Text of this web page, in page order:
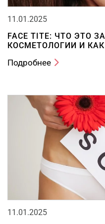
11.01.2025
FACE TITE: ЧТО ЭТО
КОСМЕТОЛОГИИ И
Подробнее
11.01.2025